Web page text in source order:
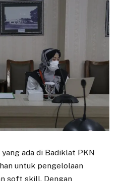
ada di Badiklat PKN
untuk pengelolaan
soft skill. Dengan